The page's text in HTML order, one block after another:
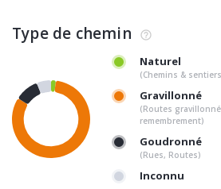
Type de chemin
Naturel
(Chemins &
Gravillonné
(Routes
remembrement)
Goudronné
(Rues, Routes)
Inconnu